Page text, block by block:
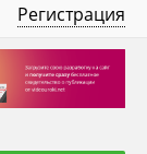
Регистрация